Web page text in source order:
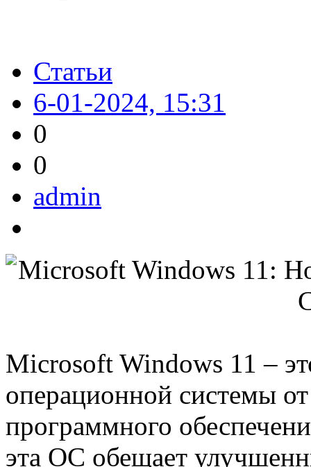
Статьи
6-01-2024, 15:31
0
0
admin
Microsoft Windows 11 –
операционной системы
программного
эта ОС обещает